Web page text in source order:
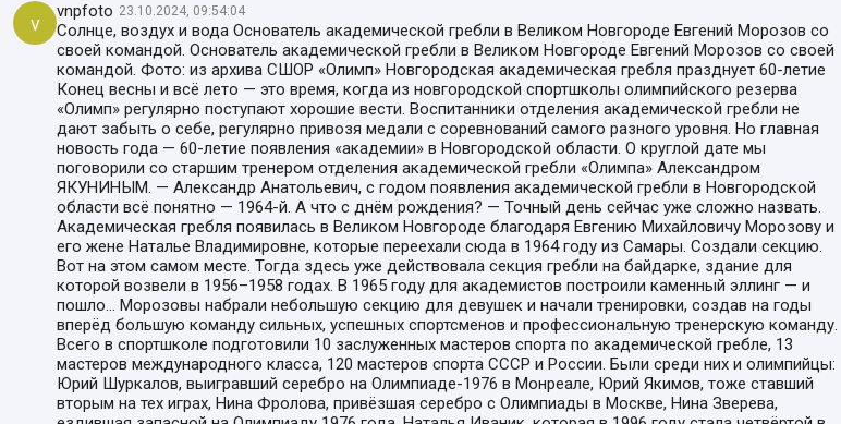
v
vnpfoto 23.10.2024, 09:54:04
Солнце, воздух и вода Основатель академической гребли в Великом Новгороде Евгений Морозов со
своей командой. Основатель академической гребли в Великом Новгороде Евгений Морозов со своей
командой. Фото: из архива СШОР «Олимп» Новгородская академическая гребля празднует 60-летие
Конец весны и всё лето — это время, когда из новгородской спортшколы олимпийского резерва
«Олимп» регулярно поступают хорошие вести. Воспитанники отделения академической гребли не
дают забыть о себе, регулярно привозя медали с соревнований самого разного уровня. Но главная
новость года — 60-летие появления «академии» в Новгородской области. О круглой дате мы
поговорили со старшим тренером отделения академической гребли «Олимпа» Александром
ЯКУНИНЫМ. — Александр Анатольевич, с годом появления академической гребли в Новгородской
области всё понятно — 1964-й. А что с днём рождения? — Точный день сейчас уже сложно назвать.
Академическая гребля появилась в Великом Новгороде благодаря Евгению Михайловичу Морозову и
его жене Наталье Владимировне, которые переехали сюда в 1964 году из Самары. Создали секцию.
Вот на этом самом месте. Тогда здесь уже действовала секция гребли на байдарке, здание для
которой возвели в 1956–1958 годах. В 1965 году для академистов построили каменный эллинг — и
пошло… Морозовы набрали небольшую секцию для девушек и начали тренировки, создав на годы
вперёд большую команду сильных, успешных спортсменов и профессиональную тренерскую команду.
Всего в спортшколе подготовили 10 заслуженных мастеров спорта по академической гребле, 13
мастеров международного класса, 120 мастеров спорта СССР и России. Были среди них и олимпийцы:
Юрий Шуркалов, выигравший серебро на Олимпиаде-1976 в Монреале, Юрий Якимов, тоже ставший
вторым на тех играх, Нина Фролова, привёзшая серебро с Олимпиады в Москве, Нина Зверева,